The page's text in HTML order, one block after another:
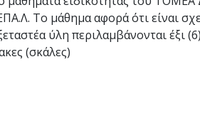
Το μάθημα αφορά ότι είναι
ύλη περιλαμβάνονται έξι
(σκάλες)